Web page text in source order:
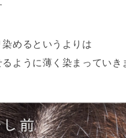
めるというよりは
ように薄く染まっていき